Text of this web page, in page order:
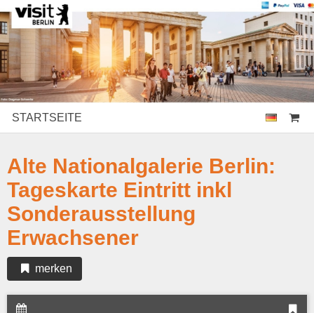
STARTSEITE
Alte Nationalgalerie Berlin:
Tageskarte Eintritt inkl
Sonderausstellung
Erwachsener
merken